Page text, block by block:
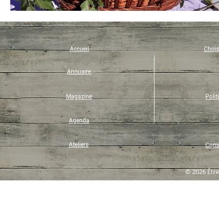
Accueil
Annuaire
Magazine
Agenda
Ateliers
© 2026